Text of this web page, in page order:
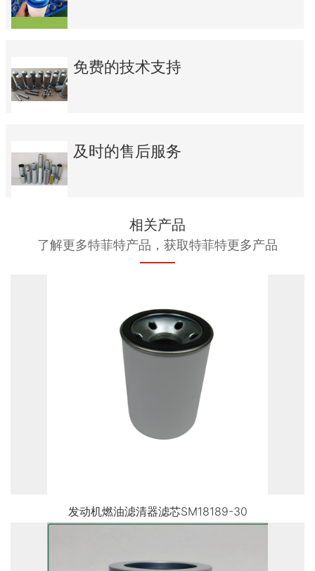
免费的技术支持
及时的售后服务
相关产品
了解更多特菲特产品，获取特菲特更多产品
发动机燃油滤清器滤芯SM18189-30